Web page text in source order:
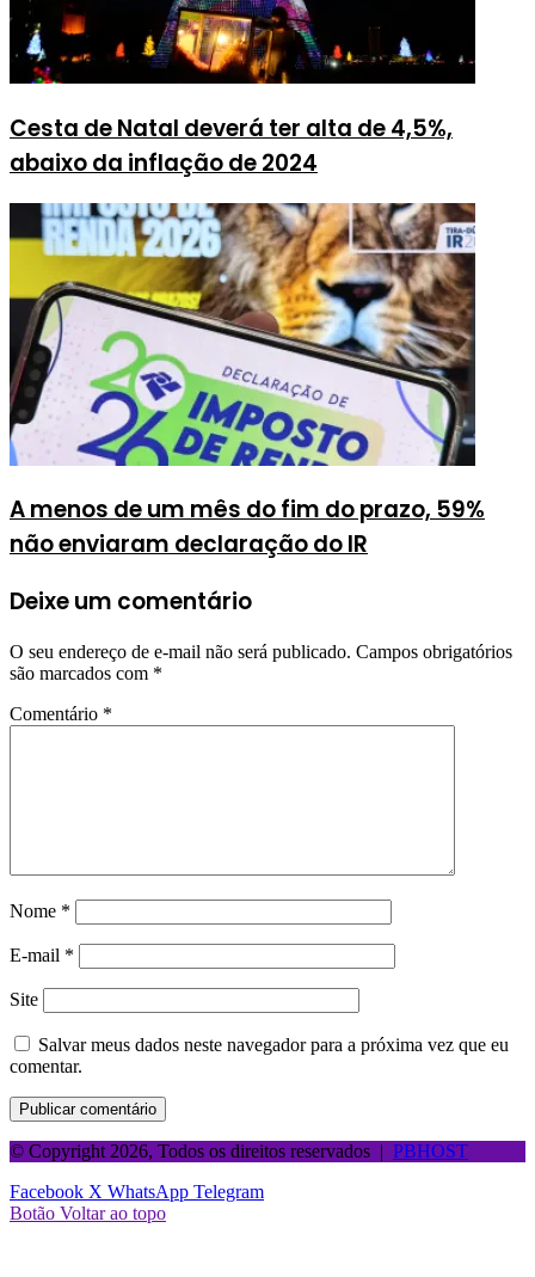
Cesta de Natal deverá ter alta de 4,5%,
abaixo da inflação de 2024
A menos de um mês do fim do prazo, 59%
não enviaram declaração do IR
Deixe um comentário
O seu endereço de e-mail não será publicado. Campos obrigatórios
são marcados com *
Comentário *
Nome *
E-mail *
Site
Salvar meus dados neste navegador para a próxima vez que eu
comentar.
© Copyright 2026, Todos os direitos reservados | PBHOST
Facebook X WhatsApp Telegram
Botão Voltar ao topo